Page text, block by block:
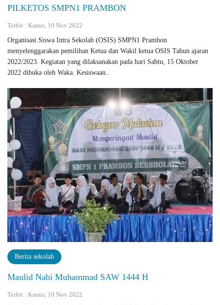
PILKETOS SMPN1 PRAMBON
Terbit : Kamis, 10 Nov 2022
Organisasi Siswa Intra Sekolah (OSIS) SMPN1 Prambon
menyelenggarakan pemilihan Ketua dan Wakil ketua OSIS Tahun ajaran
2022/2023. Kegiatan yang dilaksanakan pada hari Sabtu, 15 Oktober
2022 dibuka oleh Waka. Kesiswaan..
Berita sekolah
Maulid Nabi Muhammad SAW 1444 H
Terbit : Kamis, 10 Nov 2022